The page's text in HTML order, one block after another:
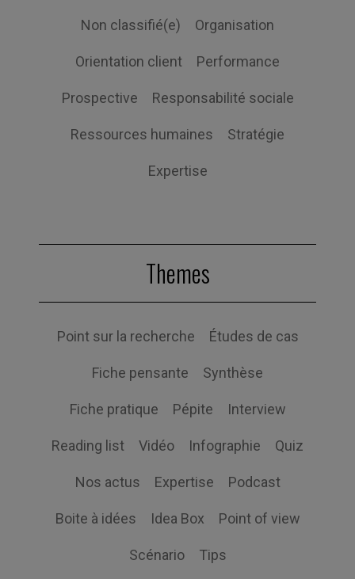
Non classifié(e) Organisation
Orientation client Performance
Prospective Responsabilité sociale
Ressources humaines Stratégie
Expertise
Themes
Point sur la recherche Études de cas
Fiche pensante Synthèse
Fiche pratique Pépite Interview
Reading list Vidéo Infographie Quiz
Nos actus Expertise Podcast
Boite à idées Idea Box Point of view
Scénario Tips